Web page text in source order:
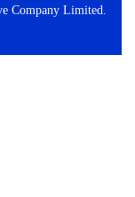
Company Limited.